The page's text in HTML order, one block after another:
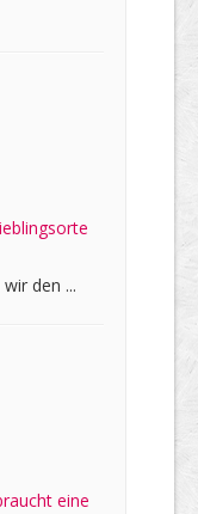
den ...
eine